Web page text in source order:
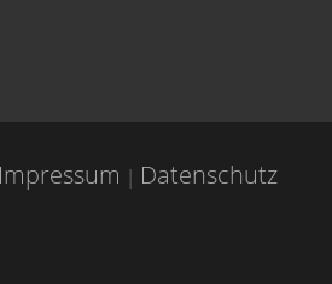
Impressum | Datenschutz